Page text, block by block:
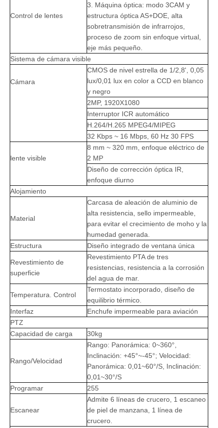
Control de lentes
3. Máquina óptica: modo 3CAM y
estructura óptica AS+DOE, alta
sobretransmisión de infrarrojos,
proceso de zoom sin enfoque virtual,
eje más pequeño.
Sistema de cámara visible
Cámara
CMOS de nivel estrella de 1/2,8', 0,05
lux/0,01 lux en color a CCD en blanco
y negro
2MP, 1920X1080
Interruptor ICR automático
H.264/H.265 MPEG4/MIPEG
32 Kbps ~ 16 Mbps, 60 Hz 30 FPS
lente visible
8 mm ~ 320 mm, enfoque eléctrico de
2 MP
Diseño de corrección óptica IR,
enfoque diurno
Alojamiento
Material
Carcasa de aleación de aluminio de
alta resistencia, sello impermeable,
para evitar el crecimiento de moho y la
humedad generada.
Estructura
Diseño integrado de ventana única
Revestimiento de
superficie
Revestimiento PTA de tres
resistencias, resistencia a la corrosión
del agua de mar.
Temperatura. Control
Termostato incorporado, diseño de
equilibrio térmico.
Interfaz
Enchufe impermeable para aviación
PTZ
Capacidad de carga
30kg
Rango/Velocidad
Rango: Panorámica: 0~360°,
Inclinación: +45°~-45°; Velocidad:
Panorámica: 0,01~60°/S, Inclinación:
0,01~30°/S
Programar
255
Escanear
Admite 6 líneas de crucero, 1 escaneo
de piel de manzana, 1 línea de
crucero.